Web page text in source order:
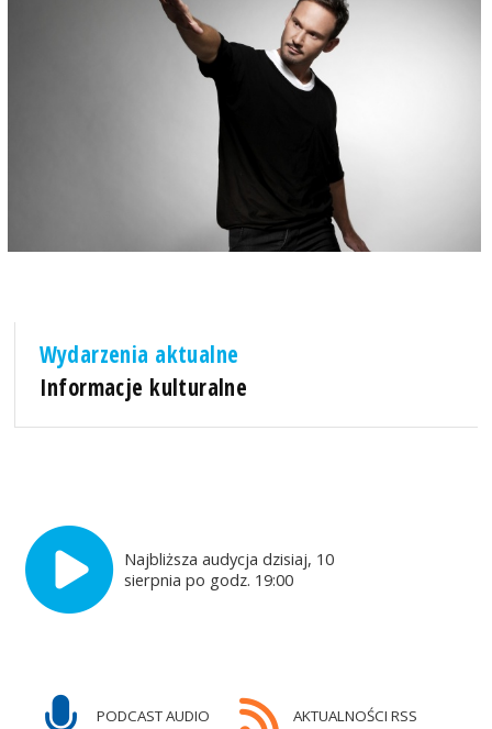
Wydarzenia aktualne
Informacje kulturalne
Najbliższa audycja dzisiaj, 10
sierpnia po godz. 19:00
PODCAST AUDIO AKTUALNOŚCI RSS